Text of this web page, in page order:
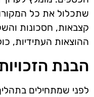
שתכלול את כל
קצבאות, חסכונות
ההוצאות העתידיות,
הבנת
לפני שמתחילים